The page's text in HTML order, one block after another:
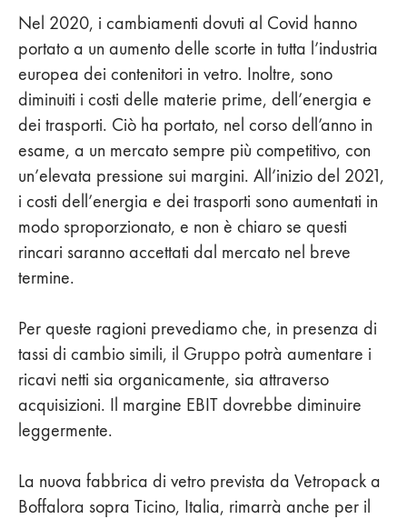
Nel 2020, i cambiamenti dovuti al Covid hanno
portato a un aumento delle scorte in tutta l’industria
europea dei contenitori in vetro. Inoltre, sono
diminuiti i costi delle materie prime, dell’energia e
dei trasporti. Ciò ha portato, nel corso dell’anno in
esame, a un mercato sempre più competitivo, con
un’elevata pressione sui margini. All’inizio del 2021,
i costi dell’energia e dei trasporti sono aumentati in
modo sproporzionato, e non è chiaro se questi
rincari saranno accettati dal mercato nel breve
termine.
Per queste ragioni prevediamo che, in presenza di
tassi di cambio simili, il Gruppo potrà aumentare i
ricavi netti sia organicamente, sia attraverso
acquisizioni. Il margine EBIT dovrebbe diminuire
leggermente.
La nuova fabbrica di vetro prevista da Vetropack a
Boffalora sopra Ticino, Italia, rimarrà anche per il